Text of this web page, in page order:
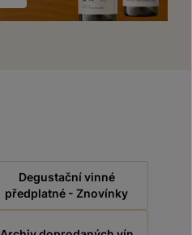
Degustační vinné
předplatné - Znovínky